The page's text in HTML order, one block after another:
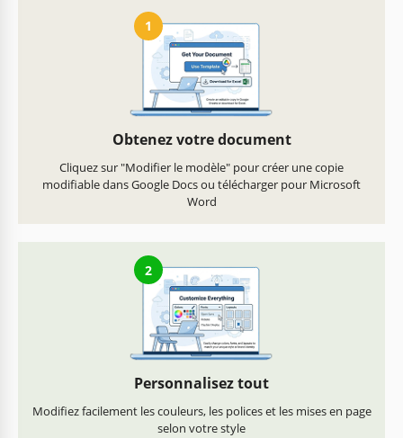
1
Obtenez votre document
Cliquez sur "Modifier le modèle" pour créer une copie
modifiable dans Google Docs ou télécharger pour Microsoft
Word
2
Personnalisez tout
Modifiez facilement les couleurs, les polices et les mises en page
selon votre style